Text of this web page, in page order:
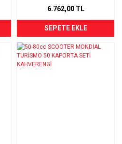
6.762,00 TL
SEPETE EKLE